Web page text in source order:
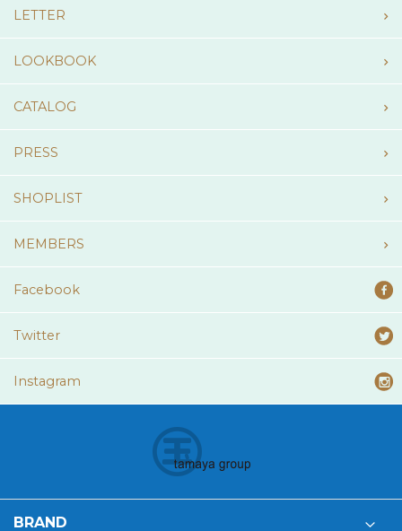
LETTER
LOOKBOOK
CATALOG
PRESS
SHOPLIST
MEMBERS
Facebook
Twitter
Instagram
BRAND